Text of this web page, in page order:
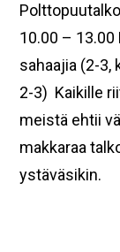
10.00 –
sahaajia (2-3,
2-3) Kaikille
meistä ehtii
makkaraa
ystäväsikin.